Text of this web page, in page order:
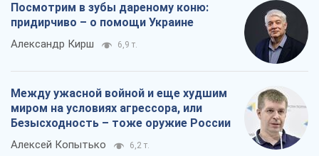
Посмотрим в зубы дареному коню:
придирчиво – о помощи Украине
Александр Кирш 6,9 т.
Между ужасной войной и еще худшим
миром на условиях агрессора, или
Безысходность – тоже оружие России
Алексей Копытько 6,2 т.